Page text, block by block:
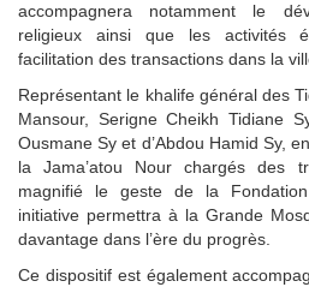
accompagnera notamment le
religieux ainsi que les activités
facilitation des transactions dans la
Représentant le khalife général des
Mansour, Serigne Cheikh Tidiane
Ousmane Sy et d’Abdou Hamid Sy,
la Jama’atou Nour chargés des
magnifié le geste de la
initiative permettra à la Grande
davantage dans l’ère du progrès.
Ce dispositif est également